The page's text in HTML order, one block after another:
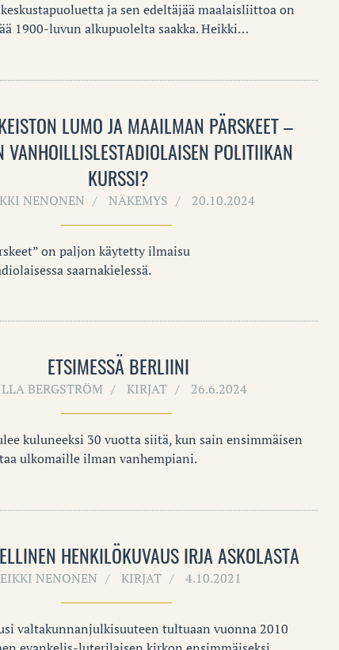
ja sen edeltäjää maalaisliittoa on
1900-luvun alkupuolelta saakka. Heikki…
LUMO JA MAAILMAN PÄRSKEET –
VANHOILLISLESTADIOLAISEN POLITIIKAN
KURSSI?
NENONEN NÄKEMYS 20.10.2024
on paljon käytetty ilmaisu
saarnakielessä.
ETSIMESSÄ BERLIINI
BERGSTRÖM KIRJAT 26.6.2024
kuluneeksi 30 vuotta siitä, kun sain ensimmäisen
ulkomaille ilman vanhempiani.
HENKILÖKUVAUS IRJA ASKOLASTA
NENONEN KIRJAT 4.10.2021
valtakunnanjulkisuuteen tultuaan vuonna 2010